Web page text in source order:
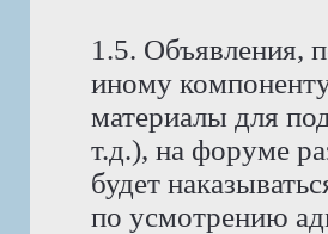
1.5. Объявления,
иному
материалы для
т.д.), на форуме
будет
по усмотрению